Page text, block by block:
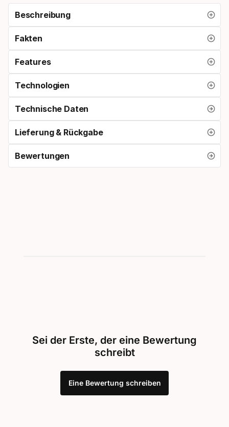
Beschreibung
Fakten
Features
Technologien
Technische Daten
Lieferung & Rückgabe
Bewertungen
Sei der Erste, der eine Bewertung
schreibt
Eine Bewertung schreiben